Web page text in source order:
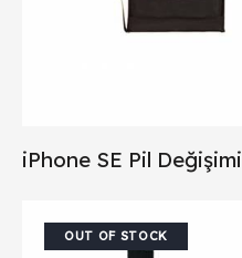
iPhone SE Pil Değişimi
OUT OF STOCK